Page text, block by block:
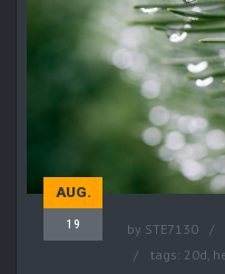
AUG.
19 by STE7130
tags: 20d